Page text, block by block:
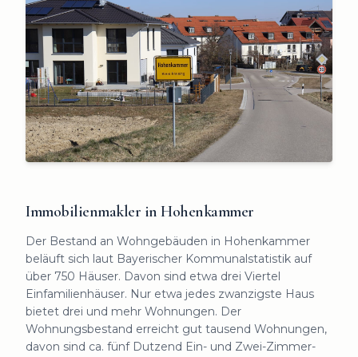
Immobilienmakler in Hohenkammer
Der Bestand an Wohngebäuden in Hohenkammer
beläuft sich laut Bayerischer Kommunalstatistik auf
über 750 Häuser. Davon sind etwa drei Viertel
Einfamilienhäuser. Nur etwa jedes zwanzigste Haus
bietet drei und mehr Wohnungen. Der
Wohnungsbestand erreicht gut tausend Wohnungen,
davon sind ca. fünf Dutzend Ein- und Zwei-Zimmer-